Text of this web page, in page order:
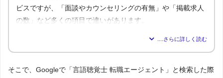
ビスですが、「面談やカウンセリングの有無」や「掲載求人
の数」など多くの項目で違いがあります。
ント
1.気軽に利用できるのはどっち？
→解説1
△ ◯
そこで、Googleで「言語聴覚士 転職エージェント」と検索した際